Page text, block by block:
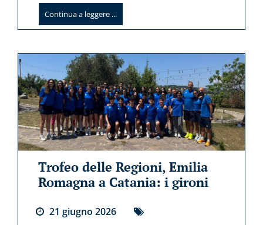
Continua a leggere ...
Trofeo delle Regioni, Emilia
Romagna a Catania: i gironi
21 giugno 2026